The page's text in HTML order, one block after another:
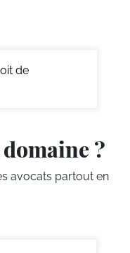
de
?
avocats partout en